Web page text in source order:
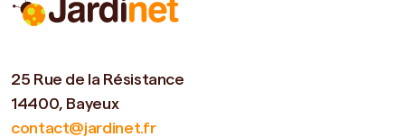
25 Rue de la Résistance
14400, Bayeux
contact@jardinet.fr